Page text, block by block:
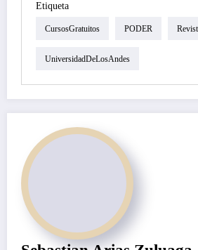
Etiqueta
CursosGratuitos PODER
UniversidadDeLosAndes